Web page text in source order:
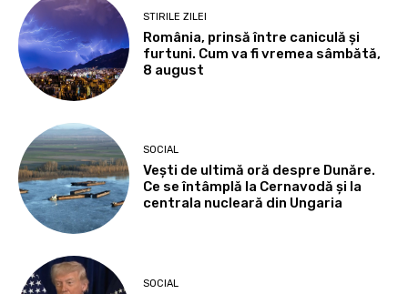
STIRILE ZILEI
România, prinsă între caniculă și
furtuni. Cum va fi vremea sâmbătă,
8 august
SOCIAL
Vești de ultimă oră despre Dunăre.
Ce se întâmplă la Cernavodă și la
centrala nucleară din Ungaria
SOCIAL